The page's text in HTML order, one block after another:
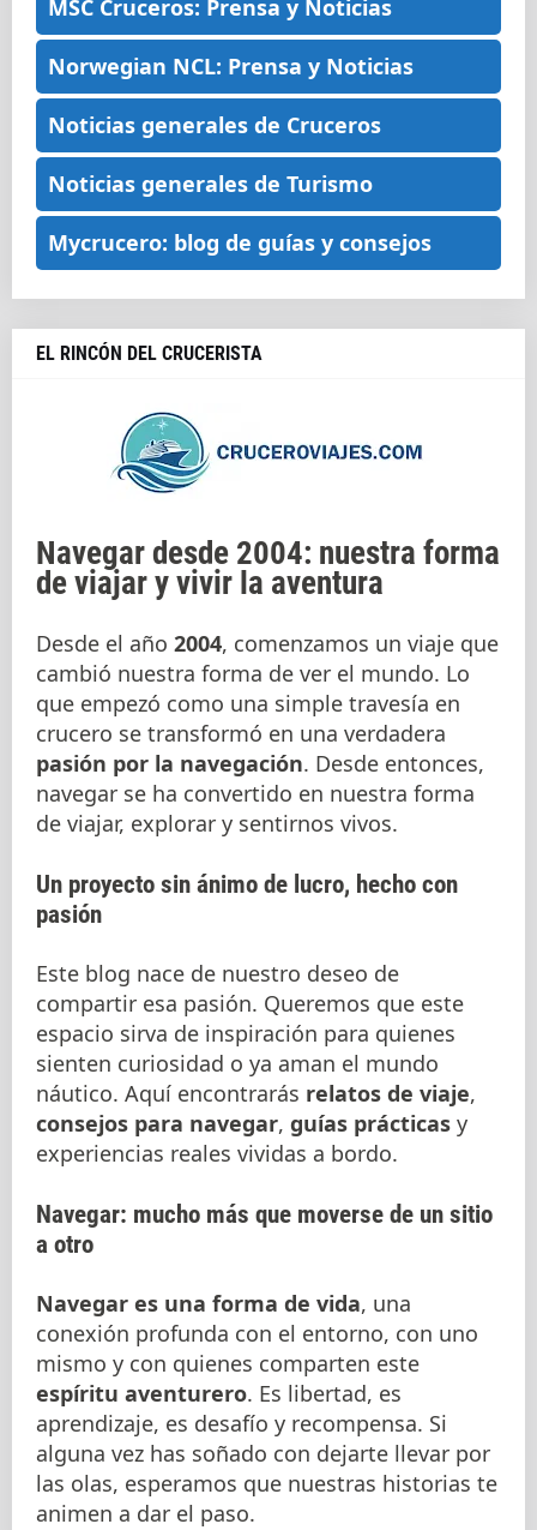
MSC Cruceros: Prensa y Noticias
Norwegian NCL: Prensa y Noticias
Noticias generales de Cruceros
Noticias generales de Turismo
Mycrucero: blog de guías y consejos
EL RINCÓN DEL CRUCERISTA
Navegar desde 2004: nuestra forma
de viajar y vivir la aventura
Desde el año 2004, comenzamos un viaje que
cambió nuestra forma de ver el mundo. Lo
que empezó como una simple travesía en
crucero se transformó en una verdadera
pasión por la navegación. Desde entonces,
navegar se ha convertido en nuestra forma
de viajar, explorar y sentirnos vivos.
Un proyecto sin ánimo de lucro, hecho con
pasión
Este blog nace de nuestro deseo de
compartir esa pasión. Queremos que este
espacio sirva de inspiración para quienes
sienten curiosidad o ya aman el mundo
náutico. Aquí encontrarás relatos de viaje,
consejos para navegar, guías prácticas y
experiencias reales vividas a bordo.
Navegar: mucho más que moverse de un sitio
a otro
Navegar es una forma de vida, una
conexión profunda con el entorno, con uno
mismo y con quienes comparten este
espíritu aventurero. Es libertad, es
aprendizaje, es desafío y recompensa. Si
alguna vez has soñado con dejarte llevar por
las olas, esperamos que nuestras historias te
animen a dar el paso.